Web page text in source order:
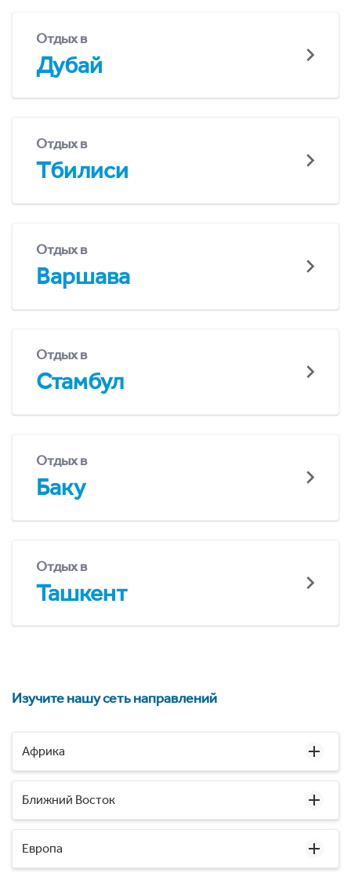
Отдых в
Дубай
Отдых в
Тбилиси
Отдых в
Варшава
Отдых в
Стамбул
Отдых в
Баку
Отдых в
Ташкент
Изучите нашу сеть направлений
Африка
Ближний Восток
Европа